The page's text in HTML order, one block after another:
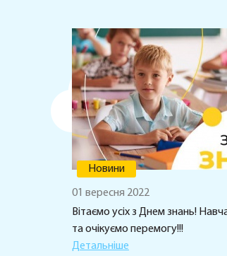
Новини
01 вересня 2022
Вітаємо усіх з Днем знань!
та очікуємо перемогу!!!
Детальніше